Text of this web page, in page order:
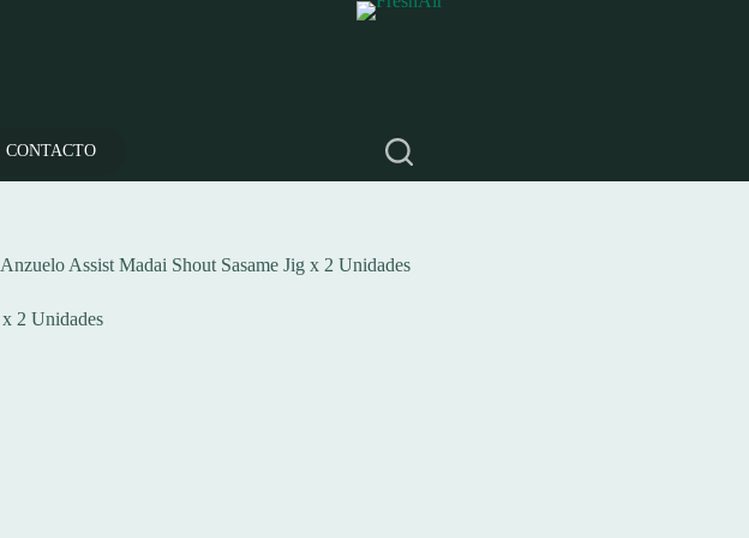
CONTACTO
Anzuelo Assist Madai Shout Sasame Jig x 2 Unidades